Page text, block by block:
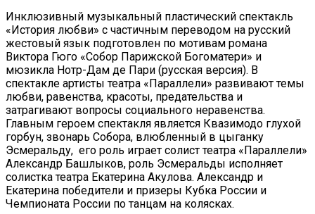
Инклюзивный музыкальный пластический спектакль
«История любви» с частичным переводом на русский
жестовый язык подготовлен по мотивам романа
Виктора Гюго «Собор Парижской Богоматери» и
мюзикла Нотр-Дам де Пари (русская версия). В
спектакле артисты театра «Параллели» развивают темы
любви, равенства, красоты, предательства и
затрагивают вопросы социального неравенства.
Главным героем спектакля является Квазимодо глухой
горбун, звонарь Собора, влюбленный в цыганку
Эсмеральду, его роль играет солист театра «Параллели»
Александр Башлыков, роль Эсмеральды исполняет
солистка театра Екатерина Акулова. Александр и
Екатерина победители и призеры Кубка России и
Чемпионата России по танцам на колясках.